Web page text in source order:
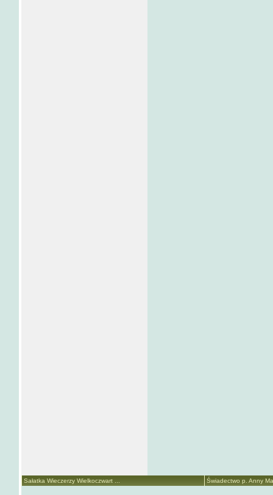
Sałatka Wieczerzy Wielkoczwart ... Świadectwo p. Anny